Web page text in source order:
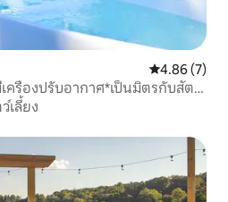
คะแนนเฉลี่ย
4.86 (7)
ครื่องปรับอากาศ*เป็นมิตรกับสัตว์
เลี้ยง